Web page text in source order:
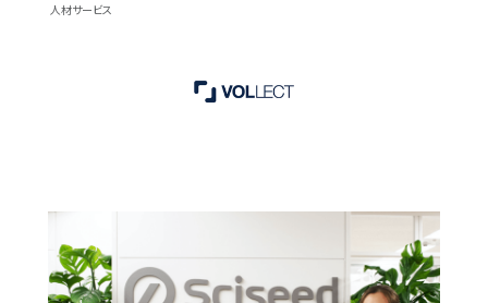
人材サービス